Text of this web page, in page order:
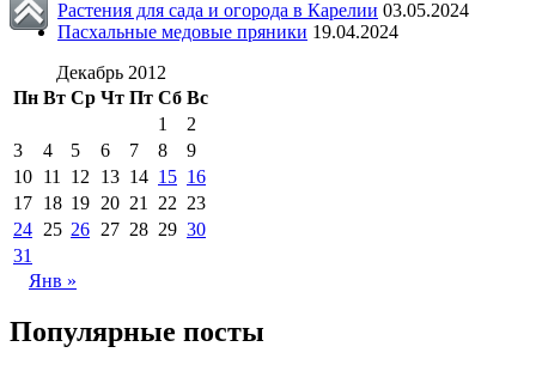
Растения для сада и огорода в Карелии 03.05.2024
Пасхальные медовые пряники 19.04.2024
Декабрь 2012
Пн Вт Ср Чт Пт Сб Вс
1
2
3
4 5 6 7 8
9
10 11 12 13 14 15 16
17 18 19 20 21 22 23
24 25 26 27 28 29 30
31
Янв »
Популярные посты